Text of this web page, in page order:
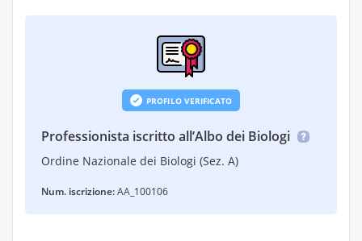
PROFILO VERIFICATO
Professionista iscritto all’Albo dei Biologi
Ordine Nazionale dei Biologi (Sez. A)
Num. iscrizione:AA_100106